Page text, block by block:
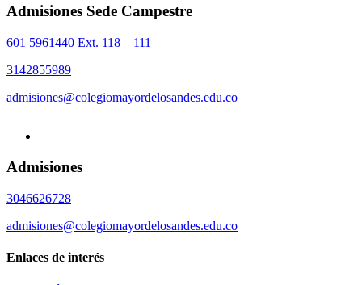
Admisiones Sede Campestre
601 5961440 Ext. 118 – 111
3142855989
admisiones@colegiomayordelosandes.edu.co
Admisiones
3046626728
admisiones@colegiomayordelosandes.edu.co
Enlaces de interés